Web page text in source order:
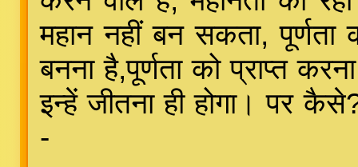
महान नहीं बन सकता, पूर्णता
बनना है,पूर्णता को प्राप्त
इन्हें जीतना ही होगा। पर
-